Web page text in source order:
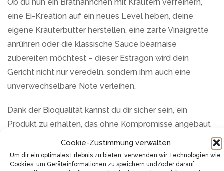
Cookie-Zustimmung verwalten
Um dir ein optimales Erlebnis zu bieten, verwenden wir Technologien wie
Cookies, um Geräteinformationen zu speichern und/oder darauf
Ob du nun ein Brathähnchen mit Kräutern verfeinern,
eine Ei-Kreation auf ein neues Level heben, deine
eigene Kräuterbutter herstellen, eine zarte Vinaigrette
anrühren oder die klassische Sauce béarnaise
zubereiten möchtest – dieser Estragon wird dein
Gericht nicht nur veredeln, sondern ihm auch eine
unverwechselbare Note verleihen.
Dank der Bioqualität kannst du dir sicher sein, ein
Produkt zu erhalten, das ohne Kompromisse angebaut
wurde. Die Bauern in Frankreich widmen sich mit großer
Hingabe dem Anbau dieses Krauts, was sich in seinem
Geschmack und seiner Qualität deutlich widerspiegelt.